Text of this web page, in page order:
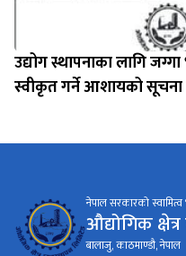
उद्योग स्थापनाका लागि
स्वीकृत गर्ने आशायको सूचना
नेपाल सरकारको
औद्योगिक
बालाजु, काठमाण्डौ, नेपाल